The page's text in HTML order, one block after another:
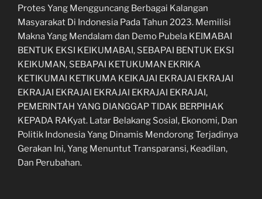
Protes Yang Mengguncang Berbagai Kalangan
Masyarakat Di Indonesia Pada Tahun 2023. Memilisi
Makna Yang Mendalam dan Demo Pubela KEIMABAI
BENTUK EKSI KEIKUMABAI, SEBAPAI BENTUK EKSI
KEIKUMAN, SEBAPAI KETUKUMAN EKRIKA
KETIKUMAI KETIKUMA KEIKAJAI EKRAJAI EKRAJAI
EKRAJAI EKRAJAI EKRAJAI EKRAJAI EKRAJAI,
PEMERINTAH YANG DIANGGAP TIDAK BERPIHAK
KEPADA RAKyat. Latar Belakang Sosial, Ekonomi, Dan
Politik Indonesia Yang Dinamis Mendorong Terjadinya
Gerakan Ini, Yang Menuntut Transparansi, Keadilan,
Dan Perubahan.